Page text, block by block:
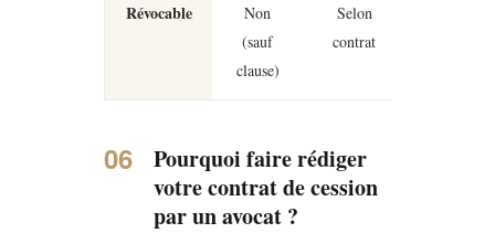
Révocable
Non
(sauf
clause)
Selon
contrat
Pourquoi faire rédiger
votre contrat de cession
par un avocat ?